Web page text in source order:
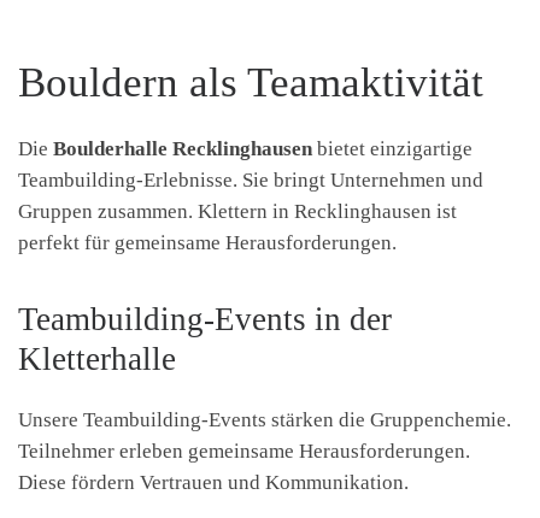
Bouldern als Teamaktivität
Die Boulderhalle Recklinghausen bietet einzigartige
Teambuilding-Erlebnisse. Sie bringt Unternehmen und
Gruppen zusammen. Klettern in Recklinghausen ist
perfekt für gemeinsame Herausforderungen.
Teambuilding-Events in der
Kletterhalle
Unsere Teambuilding-Events stärken die Gruppenchemie.
Teilnehmer erleben gemeinsame Herausforderungen.
Diese fördern Vertrauen und Kommunikation.